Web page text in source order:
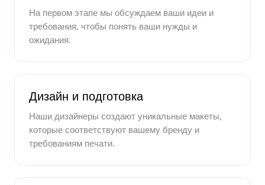
На первом этапе мы обсуждаем ваши идеи и
требования, чтобы понять ваши нужды и
ожидания.
Дизайн и подготовка
Наши дизайнеры создают уникальные макеты,
которые соответствуют вашему бренду и
требованиям печати.